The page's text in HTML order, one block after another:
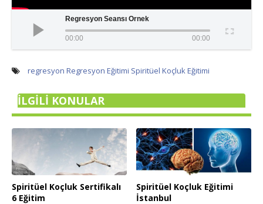
Regresyon Seansı Örnek
00:00 00:00
regresyon Regresyon Eğitimi Spiritüel Koçluk Eğitimi
İLGILI KONULAR
Spiritüel Koçluk Sertifikalı
6 Eğitim
Spiritüel Koçluk Eğitimi
İstanbul